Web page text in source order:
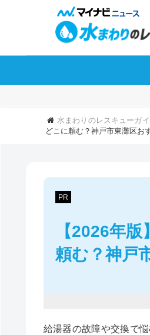
水まわりのレスキューガ
どこに頼む？神戸市東灘区お
PR
【2026年
頼む？神戸
給湯器の故障や交換で